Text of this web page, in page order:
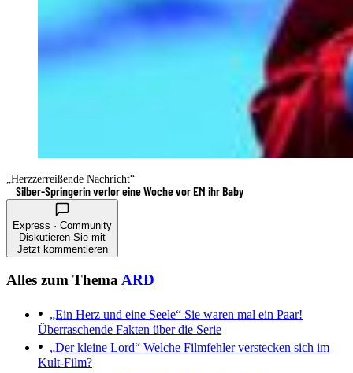
„Herzzerreißende Nachricht“
Silber-Springerin verlor eine Woche vor EM ihr Baby
Express · Community
Diskutieren Sie mit
Jetzt kommentieren
Alles zum ThemaARD
„Ein Herz und eine Seele“ Sie waren mal ein Paar!
Überraschende Fakten über die Serie
„Der kleine Lord“ Welche Filmfehler verstecken sich im
Kult-Film?